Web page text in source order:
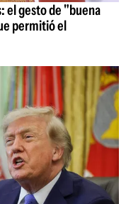
el gesto de "buena
permitió el